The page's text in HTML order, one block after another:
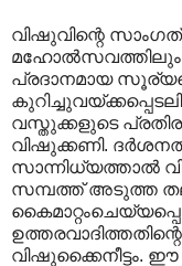
വിഷുവിന്റെ
മഹോല്‍സവത്തിലും
പ്രദാനമായ
വസ്തുക്കളുടെ
വിഷുക്കണി.
സാന്നിധ്യത്താല്‍
സമ്പത്ത്‌ അടുത്ത
വിഷുക്കൈനീട്ടം.